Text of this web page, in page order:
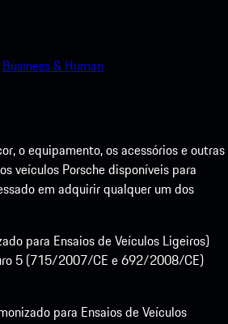
Business & Human
o equipamento, os acessórios e outras
veículos Porsche disponíveis para
em adquirir qualquer um dos
para Ensaios de Veículos Ligeiros)
5 (715/2007/CE e 692/2008/CE)
para Ensaios de Veículos